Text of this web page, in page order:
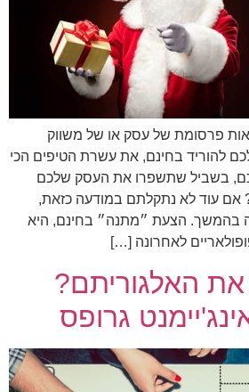
פרסומת של עסק או של משווק
להוריד בחינם, את עשרת הטיפים הכי
בשביל שתשפרו את העסק שלכם
אם עוד לא נתקלתם במודעה כזאת,
בהמשך. הצעת ״מתנה״ בחינם, היא
לאחרונה […]
האלגוריתם?
גרופס